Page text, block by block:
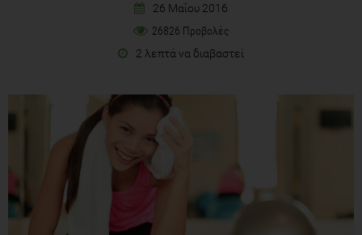
26 Μαΐου 2016
26826 Προβολές
2 λεπτά να διαβαστεί